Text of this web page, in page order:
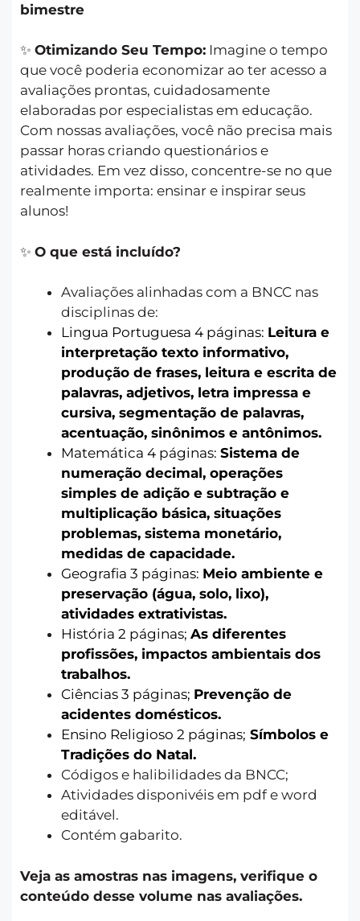
bimestre
✨ Otimizando Seu Tempo: Imagine o tempo
que você poderia economizar ao ter acesso a
avaliações prontas, cuidadosamente
elaboradas por especialistas em educação.
Com nossas avaliações, você não precisa mais
passar horas criando questionários e
atividades. Em vez disso, concentre-se no que
realmente importa: ensinar e inspirar seus
alunos!
✨ O que está incluído?
Avaliações alinhadas com a BNCC nas
disciplinas de:
Lingua Portuguesa 4 páginas: Leitura e
interpretação texto informativo,
produção de frases, leitura e escrita de
palavras, adjetivos, letra impressa e
cursiva, segmentação de palavras,
acentuação, sinônimos e antônimos.
Matemática 4 páginas: Sistema de
numeração decimal, operações
simples de adição e subtração e
multiplicação básica, situações
problemas, sistema monetário,
medidas de capacidade.
Geografia 3 páginas: Meio ambiente e
preservação (água, solo, lixo),
atividades extrativistas.
História 2 páginas; As diferentes
profissões, impactos ambientais dos
trabalhos.
Ciências 3 páginas; Prevenção de
acidentes domésticos.
Ensino Religioso 2 páginas; Símbolos e
Tradições do Natal.
Códigos e halibilidades da BNCC;
Atividades disponivéis em pdf e word
editável.
Contém gabarito.
Veja as amostras nas imagens, verifique o
conteúdo desse volume nas avaliações.